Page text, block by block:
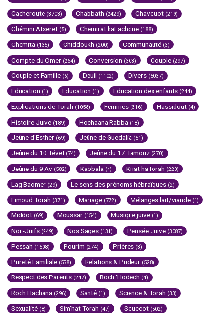
Cacheroute (3703) Chabbath (2429) Chavouot (219)
Chémini Atseret (5) Chemirat haLachone (188)
Chemita (135) Chiddoukh (200) Communauté (3)
Compte du Omer (264) Conversion (303) Couple (297)
Couple et Famille (5) Deuil (1102) Divers (5037)
Education (1) Education (1) Education des enfants (244)
Explications de Torah (1058) Femmes (316) Hassidout (4)
Histoire Juive (189) Hochaana Rabba (18)
Jeûne d'Esther (69) Jeûne de Guedalia (51)
Jeûne du 10 Tévet (74) Jeûne du 17 Tamouz (270)
Jeûne du 9 Av (582) Kabbala (4) Kriat haTorah (220)
Lag Baomer (29) Le sens des prénoms hébraïques (2)
Limoud Torah (371) Mariage (772) Mélanges lait/viande (1)
Middot (69) Moussar (154) Musique juive (1)
Non-Juifs (249) Nos Sages (131) Pensée Juive (3087)
Pessah (1508) Pourim (274) Prières (3)
Pureté Familiale (578) Relations & Pudeur (528)
Respect des Parents (247) Roch 'Hodech (4)
Roch Hachana (296) Santé (1) Science & Torah (33)
Sexualité (8) Sim'hat Torah (47) Souccot (502)